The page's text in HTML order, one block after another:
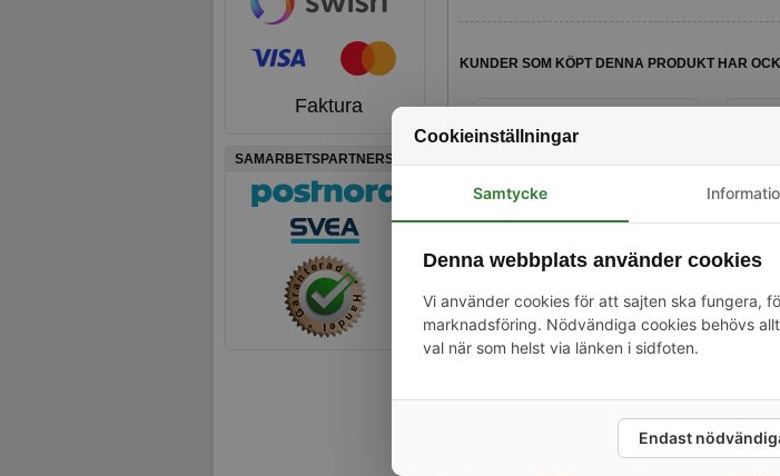
Faktura
SAMARBETSPARTNERS
KUNDER SOM KÖPT DENNA PRODUKT HAR
Kulventil, 1/2", DN15
129 kr
Relaterade produkter
Cookieinställningar
Samtycke
Denna webbplats använder cookies
Vi använder cookies för att sajten ska fungera,
marknadsföring. Nödvändiga cookies behövs
val när som helst via länken i sidfoten.
Endast